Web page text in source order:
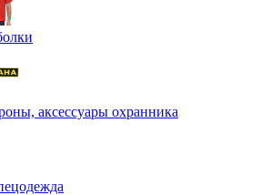
аксессуары охранника